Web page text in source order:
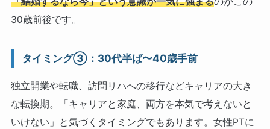
30歳前後です。
タイミング③：30代半ば〜40歳手前
独立開業や転職、訪問リハへの移行などキャリアの大き
な転換期。「キャリアと家庭、両方を本気で考えないと
いけない」と気づくタイミングでもあります。女性PTに